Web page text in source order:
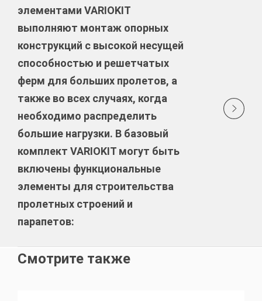
элементами VARIOKIT
выполняют монтаж опорных
конструкций с высокой несущей
способностью и решетчатых
ферм для больших пролетов, а
также во всех случаях, когда
необходимо распределить
большие нагрузки. В базовый
комплект VARIOKIT могут быть
включены функциональные
элементы для строительства
пролетных строений и
парапетов:
Смотрите также